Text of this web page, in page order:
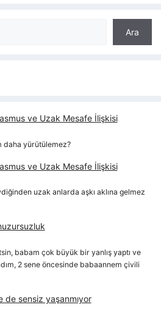
Ara
ve Uzak Mesafe İlişkisi
daha yürütülemez?
ve Uzak Mesafe İlişkisi
uzak anlarda aşkı aklına gelmez
babam çok büyük bir yanlış yaptı ve
2 sene öncesinde babaannem çivili
de sensiz yaşanmıyor